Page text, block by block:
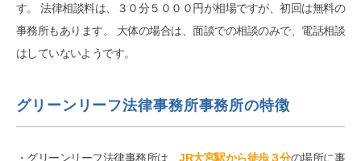
す。 法律相談料は、３０分５０００円が相場ですが、初回は無料の
事務所もあります。 大体の場合は、面談での相談のみで、電話相談
はしていないようです。
グリーンリーフ法律事務所事務所の特徴
・グリーンリーフ法律事務所は、JR大宮駅から徒歩３分の場所に事